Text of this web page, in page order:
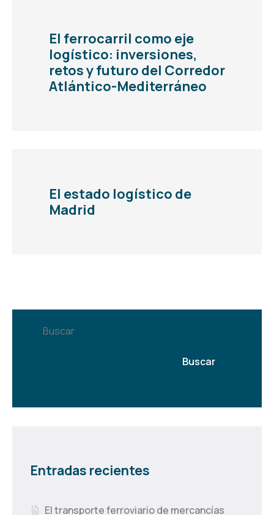
El ferrocarril como eje
logístico: inversiones,
retos y futuro del Corredor
Atlántico-Mediterráneo
El estado logístico de
Madrid
Buscar
Buscar
Entradas recientes
El transporte ferroviario de mercancías